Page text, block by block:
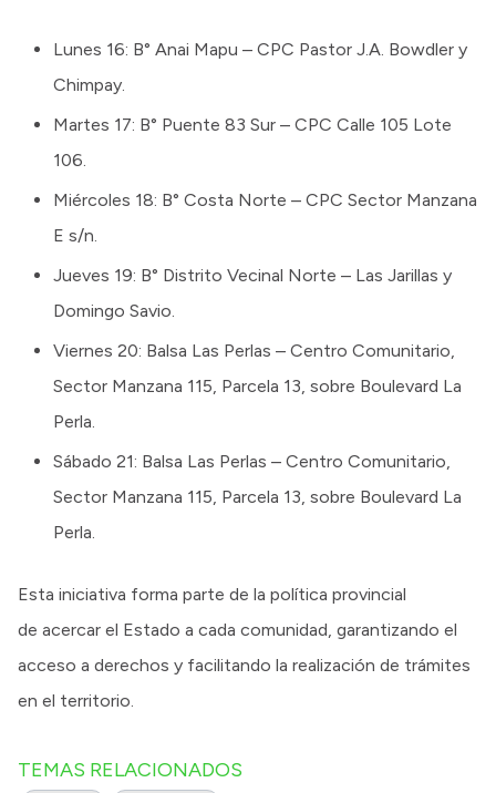
Lunes 16: B° Anai Mapu – CPC Pastor J.A. Bowdler y
Chimpay.
Martes 17: B° Puente 83 Sur – CPC Calle 105 Lote
106.
Miércoles 18: B° Costa Norte – CPC Sector Manzana
E s/n.
Jueves 19: B° Distrito Vecinal Norte – Las Jarillas y
Domingo Savio.
Viernes 20: Balsa Las Perlas – Centro Comunitario,
Sector Manzana 115, Parcela 13, sobre Boulevard La
Perla.
Sábado 21: Balsa Las Perlas – Centro Comunitario,
Sector Manzana 115, Parcela 13, sobre Boulevard La
Perla.
Esta iniciativa forma parte de la política provincial
de acercar el Estado a cada comunidad, garantizando el
acceso a derechos y facilitando la realización de trámites
en el territorio.
TEMAS RELACIONADOS